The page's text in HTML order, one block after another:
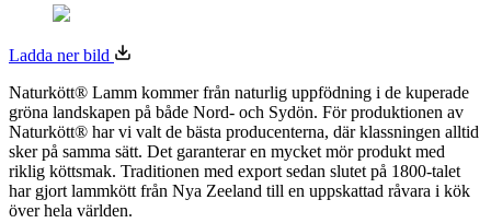
Ladda ner bild
Naturkött® Lamm kommer från naturlig uppfödning i de kuperade
gröna landskapen på både Nord- och Sydön. För produktionen av
Naturkött® har vi valt de bästa producenterna, där klassningen alltid
sker på samma sätt. Det garanterar en mycket mör produkt med
riklig köttsmak. Traditionen med export sedan slutet på 1800-talet
har gjort lammkött från Nya Zeeland till en uppskattad råvara i kök
över hela världen.
funktionalitet
från
Marknadsföring
Genom att dela
med dig av dina
intressen och ditt